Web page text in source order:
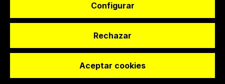
Solicitar reserva
© Dashboard Technologies S.L
Configurar
Rechazar
Aceptar cookies